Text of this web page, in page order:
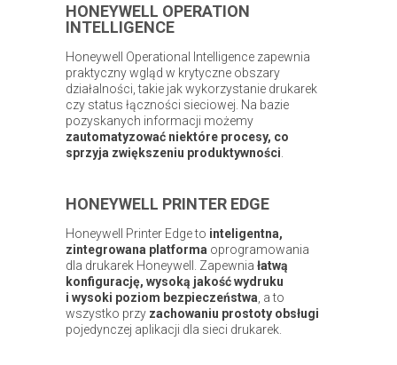
HONEYWELL OPERATION
INTELLIGENCE
Honeywell Operational Intelligence zapewnia
praktyczny wgląd w krytyczne obszary
działalności, takie jak wykorzystanie drukarek
czy status łączności sieciowej. Na bazie
pozyskanych informacji możemy
zautomatyzować niektóre procesy, co
sprzyja zwiększeniu produktywności
HONEYWELL PRINTER EDGE
Honeywell Printer Edge to inteligentna,
zintegrowana platforma oprogramowania
dla drukarek Honeywell. Zapewnia łatwą
konfigurację, wysoką jakość wydruku
i wysoki poziom bezpieczeństwa , a to
wszystko przy zachowaniu prostoty obsługi
pojedynczej aplikacji dla sieci drukarek.